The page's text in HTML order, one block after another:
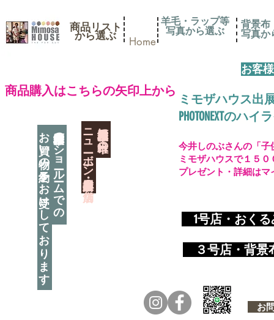
商品リスト
​から選ぶ Home
​商品購入はこちらの矢印上から
神奈川県相模原市に日本唯一の
​ニューボーン撮影用小道具店・３店舗
羊毛・ラップ等
写真から選ぶ
背景布
写真か
お客
ミモザハウス出
PHOTONEXTのハ
神奈川県相模原市のショールームでの
お買い物の予約をお受けしております 1号店・おく
​ ３号店・背
お
今井しのぶさんの「
ミモザハウスで１５
プレゼント・詳細は